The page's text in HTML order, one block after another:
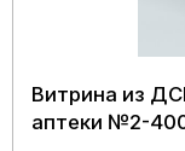
Витрина из
аптеки №2-